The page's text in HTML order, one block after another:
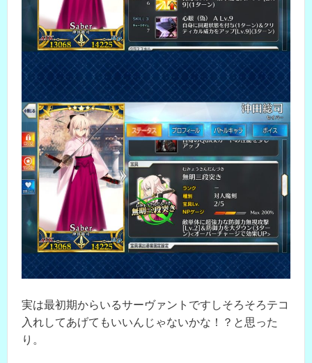
実は最初期からいるサーヴァントですしそろそろテコ
入れしてあげてもいいんじゃないかな！？と思った
り。